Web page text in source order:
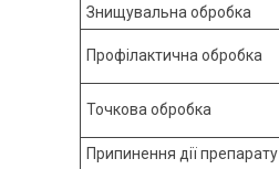
Знищувальна обробка
Профілактична обробка
Точкова обробка
Припинення дії препарату